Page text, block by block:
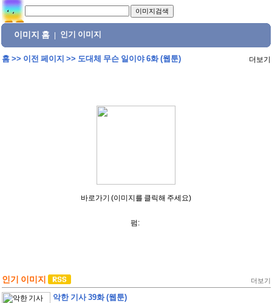
이미지 홈 인기 이미지
홈>> 이전 페이지 >> 도대체 무슨 일이야 6화 (웹툰) 더보기
바로가기 (이미지를 클릭해 주세요)
펌:
인기 이미지 더보기
악한 기사 39화 (웹툰)